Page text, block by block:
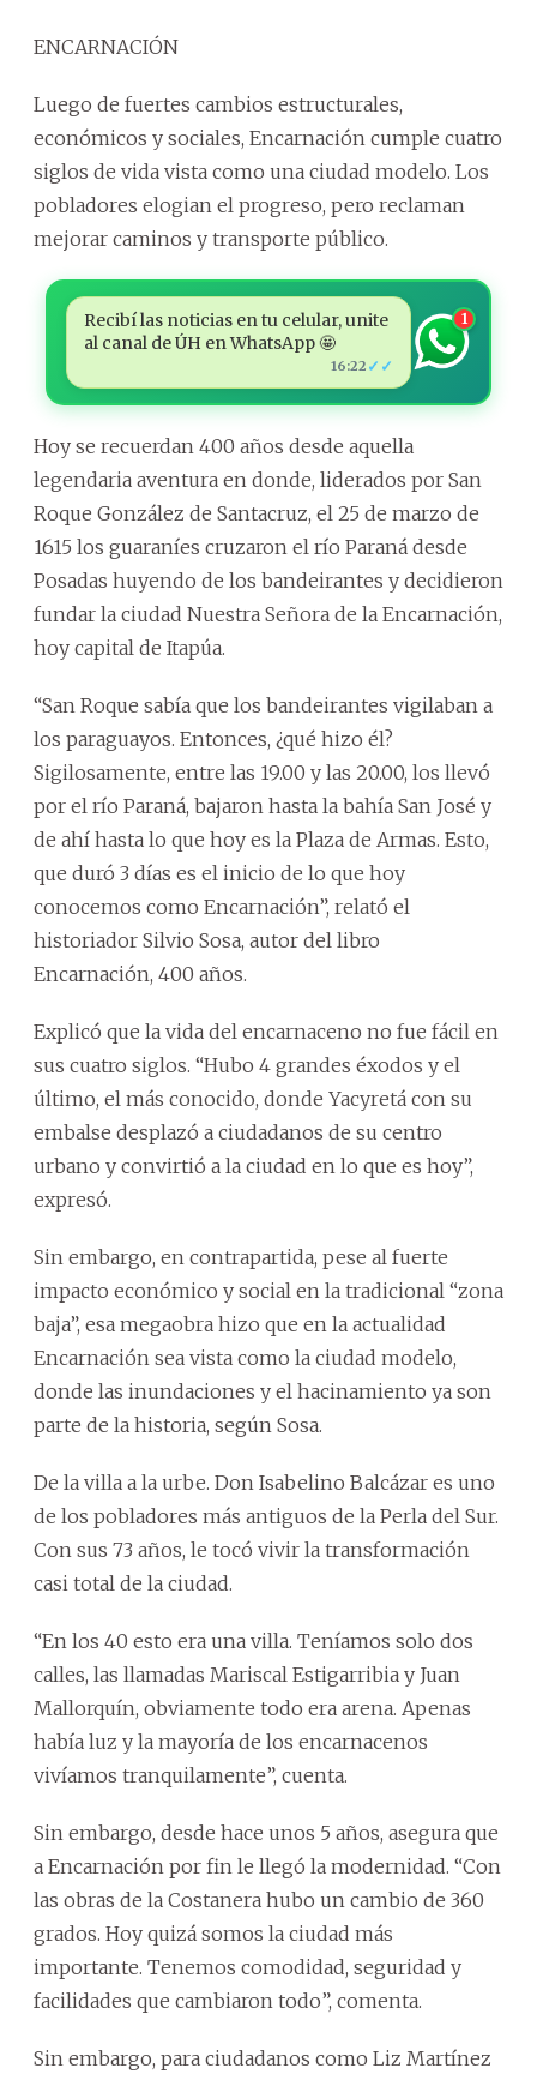
ENCARNACIÓN
Luego de fuertes cambios estructurales,
económicos y sociales, Encarnación cumple cuatro
siglos de vida vista como una ciudad modelo. Los
pobladores elogian el progreso, pero reclaman
mejorar caminos y transporte público.
Recibí las noticias en tu celular, unite
al canal de ÚH en WhatsApp 🤩
16:22 ✓✓
1
Hoy se recuerdan 400 años desde aquella
legendaria aventura en donde, liderados por San
Roque González de Santacruz, el 25 de marzo de
1615 los guaraníes cruzaron el río Paraná desde
Posadas huyendo de los bandeirantes y decidieron
fundar la ciudad Nuestra Señora de la Encarnación,
hoy capital de Itapúa.
“San Roque sabía que los bandeirantes vigilaban a
los paraguayos. Entonces, ¿qué hizo él?
Sigilosamente, entre las 19.00 y las 20.00, los llevó
por el río Paraná, bajaron hasta la bahía San José y
de ahí hasta lo que hoy es la Plaza de Armas. Esto,
que duró 3 días es el inicio de lo que hoy
conocemos como Encarnación”, relató el
historiador Silvio Sosa, autor del libro
Encarnación, 400 años.
Explicó que la vida del encarnaceno no fue fácil en
sus cuatro siglos. “Hubo 4 grandes éxodos y el
último, el más conocido, donde Yacyretá con su
embalse desplazó a ciudadanos de su centro
urbano y convirtió a la ciudad en lo que es hoy”,
expresó.
Sin embargo, en contrapartida, pese al fuerte
impacto económico y social en la tradicional “zona
baja”, esa megaobra hizo que en la actualidad
Encarnación sea vista como la ciudad modelo,
donde las inundaciones y el hacinamiento ya son
parte de la historia, según Sosa.
De la villa a la urbe. Don Isabelino Balcázar es uno
de los pobladores más antiguos de la Perla del Sur.
Con sus 73 años, le tocó vivir la transformación
casi total de la ciudad.
“En los 40 esto era una villa. Teníamos solo dos
calles, las llamadas Mariscal Estigarribia y Juan
Mallorquín, obviamente todo era arena. Apenas
había luz y la mayoría de los encarnacenos
vivíamos tranquilamente”, cuenta.
Sin embargo, desde hace unos 5 años, asegura que
a Encarnación por fin le llegó la modernidad. “Con
las obras de la Costanera hubo un cambio de 360
grados. Hoy quizá somos la ciudad más
importante. Tenemos comodidad, seguridad y
facilidades que cambiaron todo”, comenta.
Sin embargo, para ciudadanos como Liz Martínez